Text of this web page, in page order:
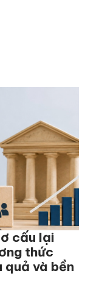
cấu lại
thức
quả và bền